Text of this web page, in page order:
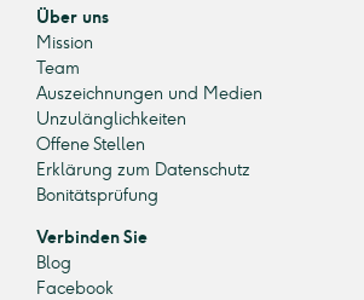
Über uns
Mission
Team
Auszeichnungen und Medien
Unzulänglichkeiten
Offene Stellen
Erklärung zum Datenschutz
Bonitätsprüfung
Verbinden Sie
Blog
Facebook